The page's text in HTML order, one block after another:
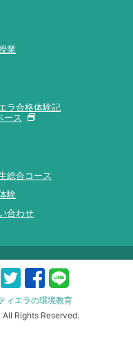
業
ラ合格体験記
ース
総合コース
験
合わせ
ィエラの環境教育
Rights Reserved.